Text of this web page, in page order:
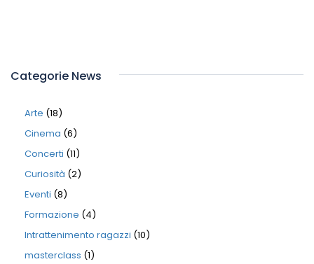
Categorie News
Arte (18)
Cinema (6)
Concerti (11)
Curiosità (2)
Eventi (8)
Formazione (4)
Intrattenimento ragazzi (10)
masterclass (1)